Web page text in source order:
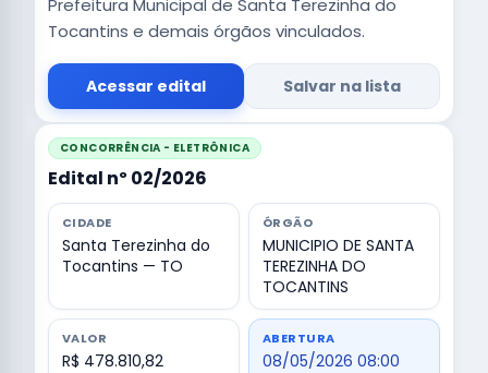
Tocantins e demais órgãos vinculados.
Acessar edital Salvar na lista
CONCORRÊNCIA - ELETRÔNICA
Edital nº 02/2026
CIDADE
Santa Terezinha do
Tocantins — TO
ÓRGÃO
MUNICIPIO DE SANTA
TEREZINHA DO
TOCANTINS
VALOR
R$ 478.810,82
ABERTURA
08/05/2026 08:00